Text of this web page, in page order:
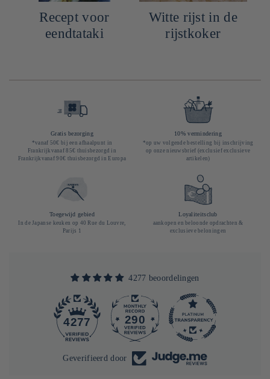
Recept voor
eendtataki
Witte rijst in de
rijstkoker
Gratis bezorging
*vanaf 50€ bij een afhaalpunt in
Frankrijkvanaf 85€ thuisbezorgd in
Frankrijkvanaf 90€ thuisbezorgd in Europa
10% vermindering
*op uw volgende bestelling bij inschrijving
op onze nieuwsbrief (exclusief exclusieve
artikelen)
Toegewijd gebied
In de Japanse keuken op 40 Rue du Louvre,
Parijs 1
Loyaliteitsclub
aankopen en beloonde opdrachten &
exclusieve beloningen
4277 beoordelingen
4277 290
Geverifieerd door